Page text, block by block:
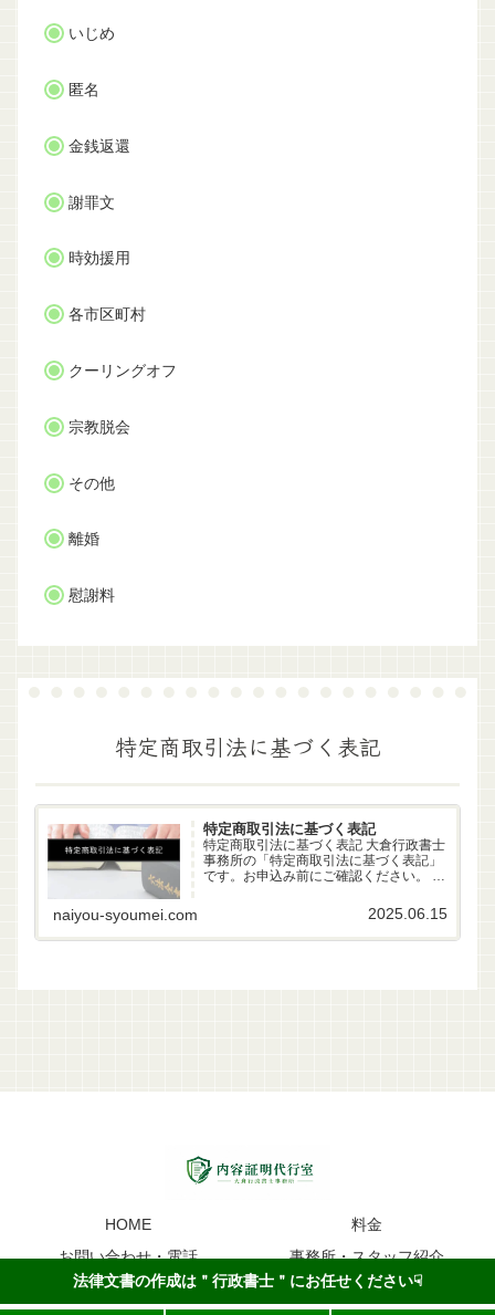
いじめ
匿名
金銭返還
謝罪文
時効援用
各市区町村
クーリングオフ
宗教脱会
その他
離婚
慰謝料
特定商取引法に基づく表記
特定商取引法に基づく表記
特定商取引法に基づく表記 大倉行政書士
事務所の「特定商取引法に基づく表記」
です。お申込み前にご確認ください。 事
書士 大倉雄偉（第22261170号） 所在地
〒630-83-0252 奈良県生駒市山...
naiyou-syoumei.com 2025.06.15
HOME
料金
お問い合わせ・電話
事務所・スタッフ紹介
内容証明のイメージ
法律文書の作成は＂行政書士＂にお任せください☟